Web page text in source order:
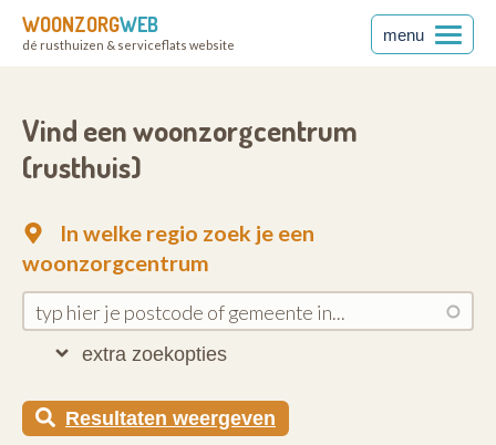
WOONZORGWEB
dé rusthuizen & serviceflats website
menu
Vind een woonzorgcentrum
(rusthuis)
In welke regio zoek je een
woonzorgcentrum
extra zoekopties
Resultaten weergeven